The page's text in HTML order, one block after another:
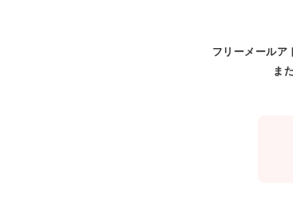
フリーメールア
ま